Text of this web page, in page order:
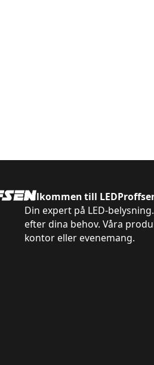
Välkommen till
Din expert på LED-
efter dina behov. Våra
kontor eller evenemang.